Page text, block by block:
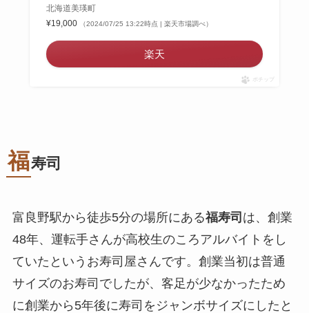
北海道美瑛町
¥19,000
（2024/07/25 13:22時点 | 楽天市場調べ）
楽天
ポチップ
福寿司
富良野駅から徒歩5分の場所にある福寿司 は、創業
48年、運転手さんが高校生のころアルバイトをし
ていたというお寿司屋さんです。創業当初は普通
サイズのお寿司でしたが、客足が少なかったため
に創業から5年後に寿司をジャンボサイズにしたと